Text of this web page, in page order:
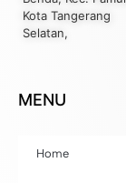
Kota Tangerang
Selatan,
MENU
Home